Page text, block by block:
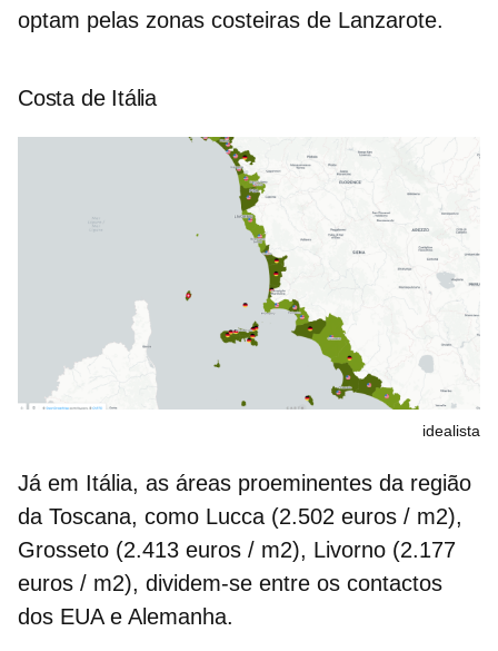
optam pelas zonas costeiras de Lanzarote.
Costa de Itália
idealista
Já em Itália, as áreas proeminentes da região
da Toscana, como Lucca (2.502 euros / m2),
Grosseto (2.413 euros / m2), Livorno (2.177
euros / m2), dividem-se entre os contactos
dos EUA e Alemanha.